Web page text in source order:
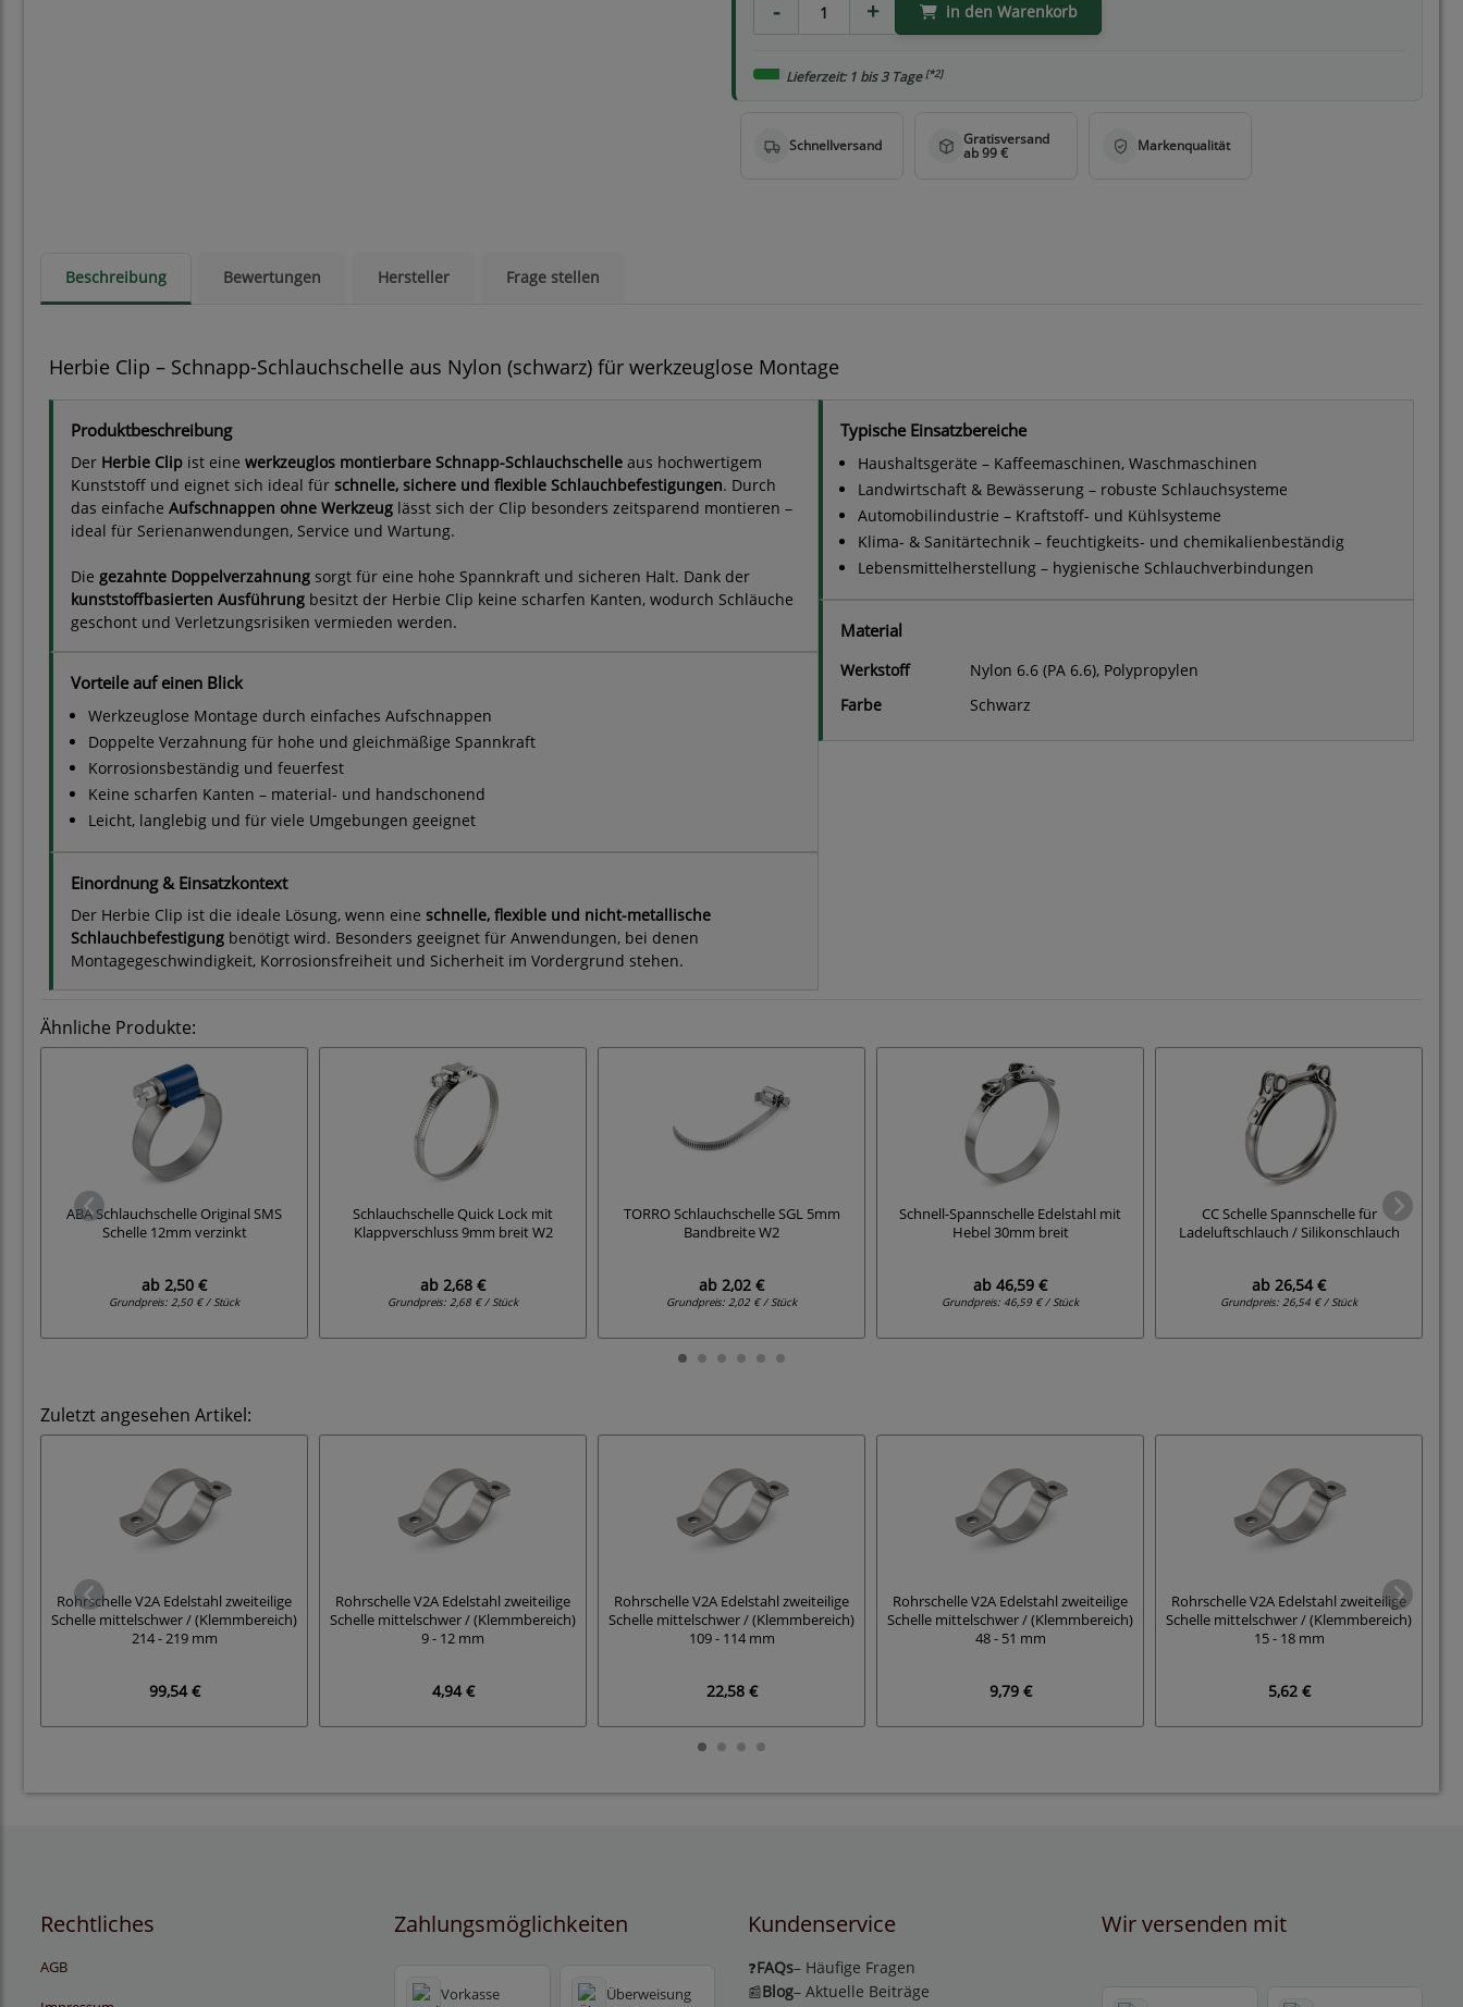
in den Warenkorb
Lieferzeit: 1 bis 3 Tage [*2]
Beschreibung Bewertungen Hersteller Frage stellen
Herbie Clip – Schnapp-Schlauchschelle aus Nylon (schwarz) für werkzeuglose Montage
Produktbeschreibung
Der Herbie Clip ist eine werkzeuglos montierbare Schnapp-Schlauchschelle aus hochwertigem
Kunststoff und eignet sich ideal für schnelle, sichere und flexible Schlauchbefestigungen. Durch
das einfache Aufschnappen ohne Werkzeug lässt sich der Clip besonders zeitsparend montieren –
ideal für Serienanwendungen, Service und Wartung.
Die gezahnte Doppelverzahnung sorgt für eine hohe Spannkraft und sicheren Halt. Dank der
kunststoffbasierten Ausführung besitzt der Herbie Clip keine scharfen Kanten, wodurch Schläuche
geschont und Verletzungsrisiken vermieden werden.
Vorteile auf einen Blick
Werkzeuglose Montage durch einfaches Aufschnappen
Doppelte Verzahnung für hohe und gleichmäßige Spannkraft
Korrosionsbeständig und feuerfest
Keine scharfen Kanten – material- und handschonend
Leicht, langlebig und für viele Umgebungen geeignet
Einordnung & Einsatzkontext
Der Herbie Clip ist die ideale Lösung, wenn eine schnelle, flexible und nicht-metallische
Schlauchbefestigung benötigt wird. Besonders geeignet für Anwendungen, bei denen
Montagegeschwindigkeit, Korrosionsfreiheit und Sicherheit im Vordergrund stehen.
Typische Einsatzbereiche
Haushaltsgeräte – Kaffeemaschinen, Waschmaschinen
Landwirtschaft & Bewässerung – robuste Schlauchsysteme
Automobilindustrie – Kraftstoff- und Kühlsysteme
Klima- & Sanitärtechnik – feuchtigkeits- und chemikalienbeständig
Lebensmittelherstellung – hygienische Schlauchverbindungen
Material
Werkstoff
Nylon 6.6 (PA 6.6), Polypropylen
Farbe
Schwarz
Ähnliche Produkte:
ABA Schlauchschelle Original SMS
Schelle 12mm verzinkt
ab 2,50 €
Grundpreis: 2,50 € / Stück
Schlauchschelle Quick Lock mit
Klappverschluss 9mm breit W2
ab 2,68 €
Grundpreis: 2,68 € / Stück
TORRO Schlauchschelle SGL 5mm
Bandbreite W2
ab 2,02 €
Grundpreis: 2,02 € / Stück
Schnell-Spannschelle Edelstahl mit
Hebel 30mm breit
ab 46,59 €
Grundpreis: 46,59 € / Stück
CC Schelle Spannschelle für
Ladeluftschlauch / Silikonschlauch
ab 26,54 €
Grundpreis: 26,54 € / Stück
Zuletzt angesehen Artikel:
Rohrschelle V2A Edelstahl zweiteilige
Schelle mittelschwer / (Klemmbereich)
214 - 219 mm
99,54 €
Rohrschelle V2A Edelstahl zweiteilige
Schelle mittelschwer / (Klemmbereich)
9 - 12 mm
4,94 €
Rohrschelle V2A Edelstahl zweiteilige
Schelle mittelschwer / (Klemmbereich)
109 - 114 mm
22,58 €
Rohrschelle V2A Edelstahl zweiteilige
Schelle mittelschwer / (Klemmbereich)
48 - 51 mm
9,79 €
Rohrschelle V2A Edelstahl zweiteilige
Schelle mittelschwer / (Klemmbereich)
15 - 18 mm
5,62 €
Rechtliches
AGB
Zahlungsmöglichkeiten
Vorkasse Überweisung
Kundenservice
❓FAQs– Häufige Fragen
📰Blog– Aktuelle Beiträge
Wir versenden mit